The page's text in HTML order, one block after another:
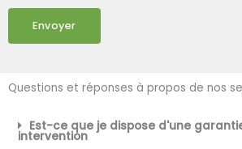
Envoyer
Questions et réponses à propos de nos
Est-ce que je dispose d'une
intervention